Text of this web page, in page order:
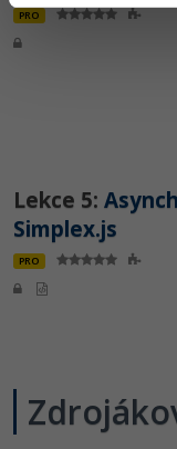
PRO
Lekce 5:
Simplex.js
PRO